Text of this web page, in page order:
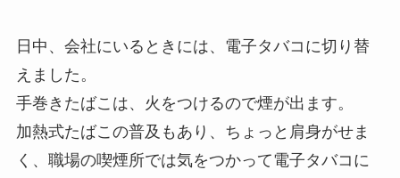
日中、会社にいるときには、電子タバコに切り替
えました。
手巻きたばこは、火をつけるので煙が出ます。
加熱式たばこの普及もあり、ちょっと肩身がせま
く、職場の喫煙所では気をつかって電子タバコに